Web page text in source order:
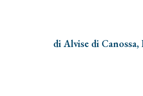
di Alvise di Canossa,